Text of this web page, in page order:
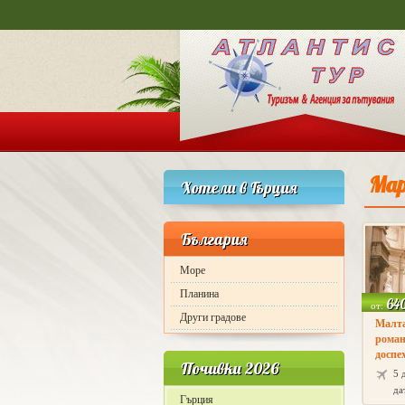
Хотели в Гърция
България
Море
Планина
Други градове
Почивки 2026
Гърция
от:
5